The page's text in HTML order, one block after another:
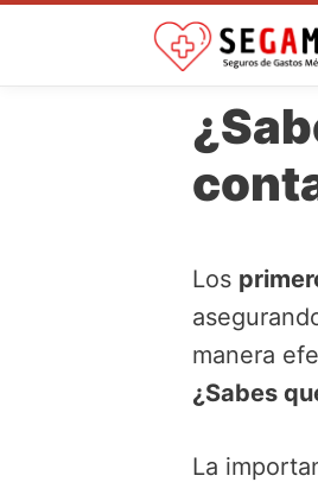
Los
manera
¿Sabes
La